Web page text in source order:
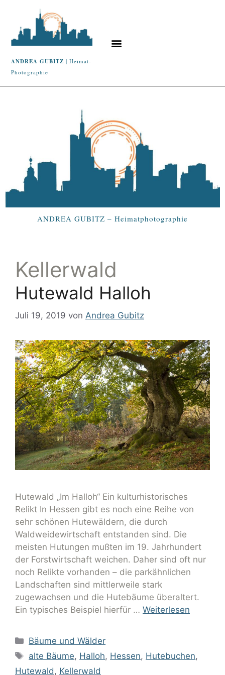
ANDREA GUBITZ | Heimat-
Photographie
ANDREA GUBITZ – Heimatphotographie
Kellerwald
Hutewald Halloh
Juli 19, 2019 von Andrea Gubitz
Hutewald „Im Halloh“ Ein kulturhistorisches
Relikt In Hessen gibt es noch eine Reihe von
sehr schönen Hutewäldern, die durch
Waldweidewirtschaft entstanden sind. Die
meisten Hutungen mußten im 19. Jahrhundert
der Forstwirtschaft weichen. Daher sind oft nur
noch Relikte vorhanden – die parkähnlichen
Landschaften sind mittlerweile stark
zugewachsen und die Hutebäume überaltert.
Ein typisches Beispiel hierfür … Weiterlesen
Bäume und Wälder
alte Bäume, Halloh, Hessen, Hutebuchen,
Hutewald, Kellerwald